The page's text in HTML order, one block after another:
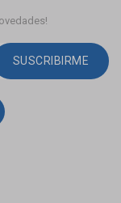
SUSCRIBIRME